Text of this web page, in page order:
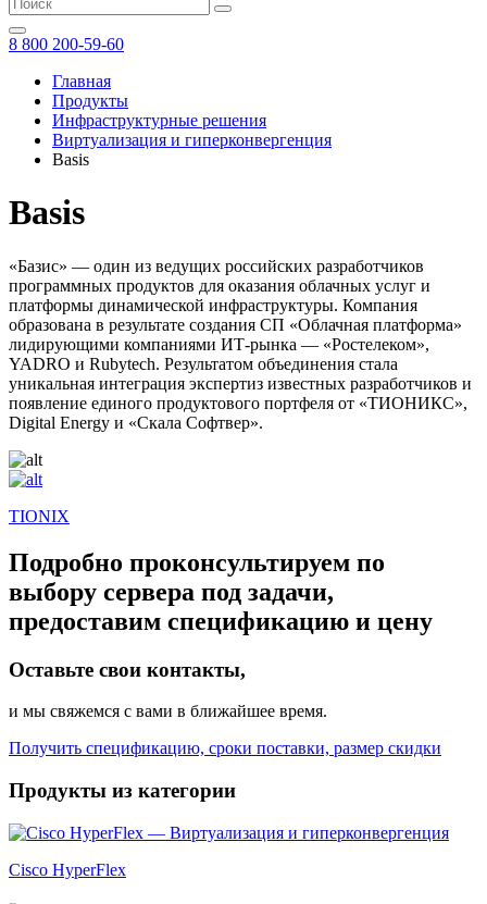
8 800 200-59-60
Главная
Продукты
Инфраструктурные решения
Виртуализация и гиперконвергенция
Basis
Basis
«Базис» — один из ведущих российских разработчиков
программных продуктов для оказания облачных услуг и
платформы динамической инфраструктуры. Компания
образована в результате создания СП «Облачная платформа»
лидирующими компаниями ИТ-рынка — «Ростелеком»,
YADRO и Rubytech. Результатом объединения стала
уникальная интеграция экспертиз известных разработчиков и
появление единого продуктового портфеля от «ТИОНИКС»,
Digital Energy и «Скала Софтвер».
TIONIX
Подробно проконсультируем по
выбору сервера под задачи,
предоставим спецификацию и цену
Оставьте свои контакты,
и мы свяжемся с вами в ближайшее время.
Получить спецификацию, сроки поставки, размер скидки
Продукты из категории
Cisco HyperFlex